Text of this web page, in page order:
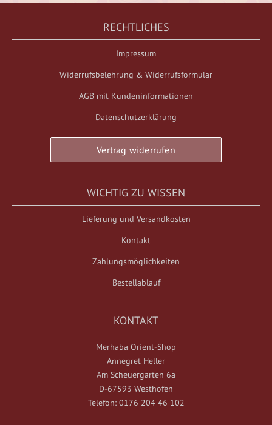
RECHTLICHES
Impressum
Widerrufsbelehrung & Widerrufsformular
AGB mit Kundeninformationen
Datenschutzerklärung
Vertrag widerrufen
WICHTIG ZU WISSEN
Lieferung und Versandkosten
Kontakt
Zahlungsmöglichkeiten
Bestellablauf
KONTAKT
Merhaba Orient-Shop
Annegret Heller
Am Scheuergarten 6a
D-67593 Westhofen
Telefon: 0176 204 46 102